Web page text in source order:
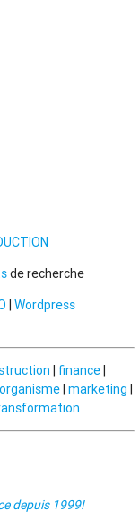
de recherche
| Wordpress
| finance|
organisme| marketing |
depuis 1999!